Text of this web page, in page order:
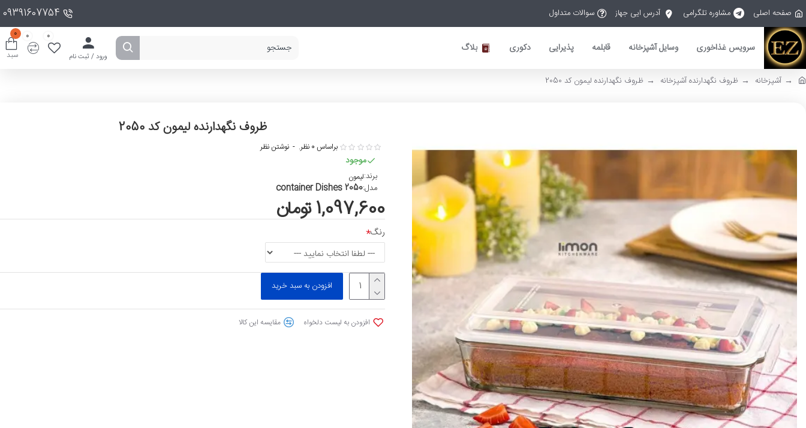
صفحه اصلی مشاوره تلگرامی آدرس ایی جهاز سوالات متداول 09391607754
سرویس غذاخوری وسایل آشپزخانه قابلمه پذیرایی دکوری بلاگ
ورود / ثبت نام
0
0
سبد
0
آشپزخانه ظروف نگهدارنده آشپزخانه ظروف نگهدارنده لیمون کد 2050
ظروف نگهدارنده لیمون کد 2050
موجود
برند:لیمون
مدل:container Dishes 2050
براساس 0 نظر. - نوشتن نظر
1,097,600 تومان
رنگ
افزودن به سبد خرید
افزودن به لیست دلخواه مقایسه این کالا